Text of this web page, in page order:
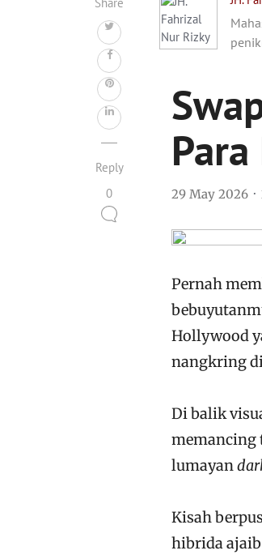
Reply
0
29 May 2026
Pernah
Hollywood
nangkring
Di balik
memancing
lumayan
Kisah
hibrida